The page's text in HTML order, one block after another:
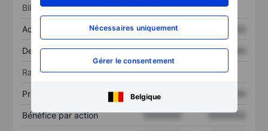
Nécessaires uniquement
Gérer le consentement
Belgique
Bilan
Actif total XXXXXXX
Dette totale XXXXXXX XXXXXXX
Ratios
Prix / ventes XXXXXXX
Bénéfice par action XXXXXXX XXXXXXX